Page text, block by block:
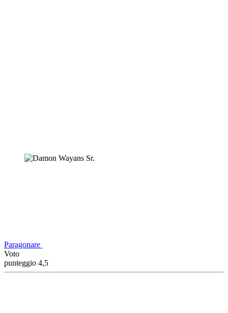
Paragonare
Voto
punteggio 4,5